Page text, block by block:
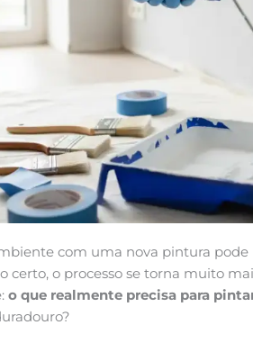
com uma nova pintura
certo, o processo se torna muito
o que realmente precisa para